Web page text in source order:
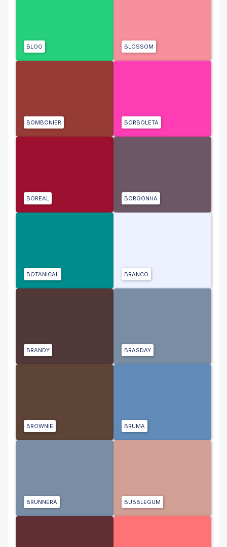
BLOG BLOSSOM
BOMBONIER BORBOLETA
BOREAL BORGONHA
BOTANICAL BRANCO
BRANDY BRASDAY
BROWNIE BRUMA
BRUNNERA BUBBLEGUM